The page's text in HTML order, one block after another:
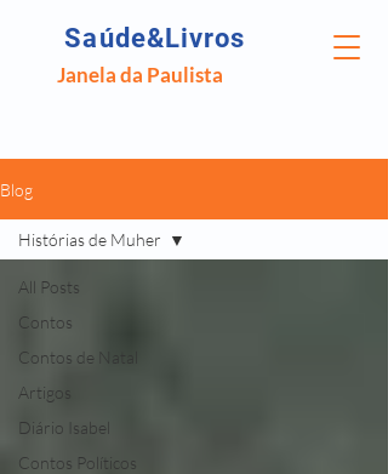
Saúde&Livros
Janela da Paulista
Blog
All Posts
Contos
Contos de Natal
Artigos
Diário Isabel
Contos Políticos
Histórias de Muher